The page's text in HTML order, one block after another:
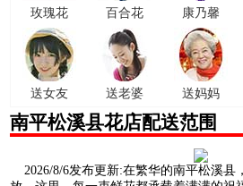
玫瑰花 百合花 康乃馨
送女友 送老婆 送妈妈
南平松溪县花店配送范围
2026/8/6发布更新:在繁华的南平松溪县